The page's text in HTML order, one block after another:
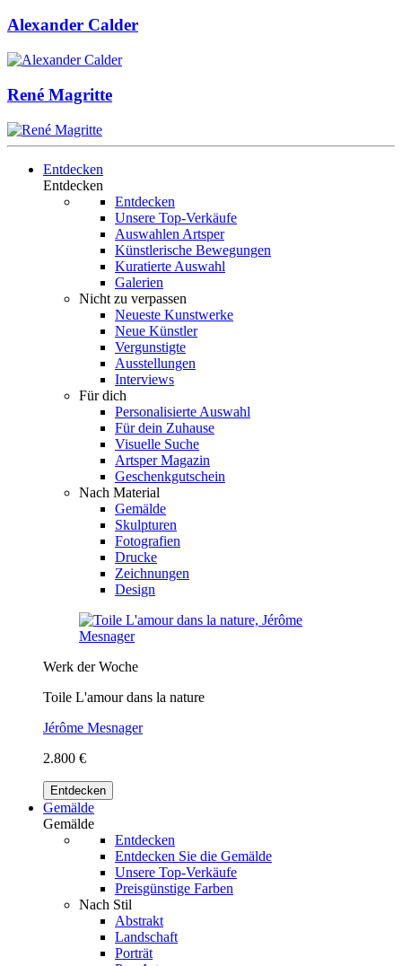
Alexander Calder
René Magritte
Entdecken
Entdecken
Entdecken
Unsere Top-Verkäufe
Auswahlen Artsper
Künstlerische Bewegungen
Kuratierte Auswahl
Galerien
Nicht zu verpassen
Neueste Kunstwerke
Neue Künstler
Vergunstigte
Ausstellungen
Interviews
Für dich
Personalisierte Auswahl
Für dein Zuhause
Visuelle Suche
Artsper Magazin
Geschenkgutschein
Nach Material
Gemälde
Skulpturen
Fotografien
Drucke
Zeichnungen
Design
Werk der Woche
Toile L'amour dans la nature
Jérôme Mesnager
2.800 €
Entdecken
Gemälde
Gemälde
Entdecken
Entdecken Sie die Gemälde
Unsere Top-Verkäufe
Preisgünstige Farben
Nach Stil
Abstrakt
Landschaft
Porträt